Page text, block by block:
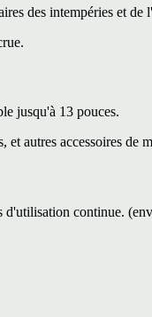
des intempéries et de
jusqu'à 13 pouces.
et autres accessoires de
continue.